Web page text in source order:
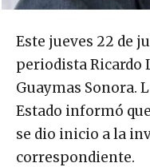
Este jueves 22 de
periodista Ricardo
Guaymas Sonora.
Estado informó
se dio inicio a la
correspondiente.